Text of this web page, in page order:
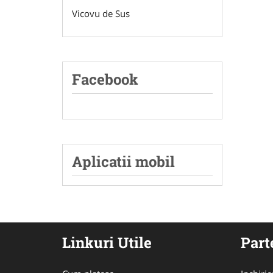
Vicovu de Sus
Facebook
Aplicatii mobil
Linkuri Utile